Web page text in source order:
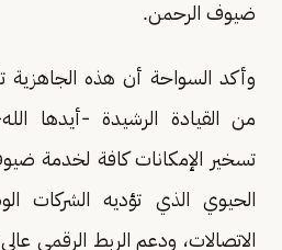
ضيوف الرحمن.
وأكد السواحة أن هذه الجاهزية
من القيادة الرشيدة -أيدها
تسخير الإمكانات كافة لخدمة
الحيوي الذي تؤديه الشركات
الاتصالات، ودعم الربط الرقمي